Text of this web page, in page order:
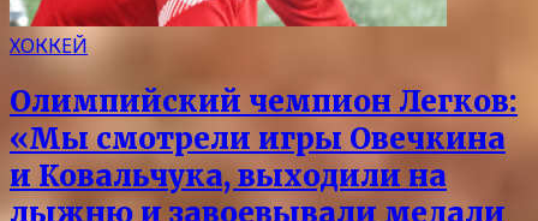
ХОККЕЙ
Олимпийский чемпион Легков:
«Мы смотрели игры Овечкина
и Ковальчука, выходили на
лыжню и завоевывали медали